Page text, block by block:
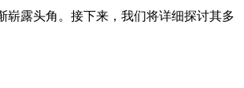
露头角。接下来，我们将详细探讨其多